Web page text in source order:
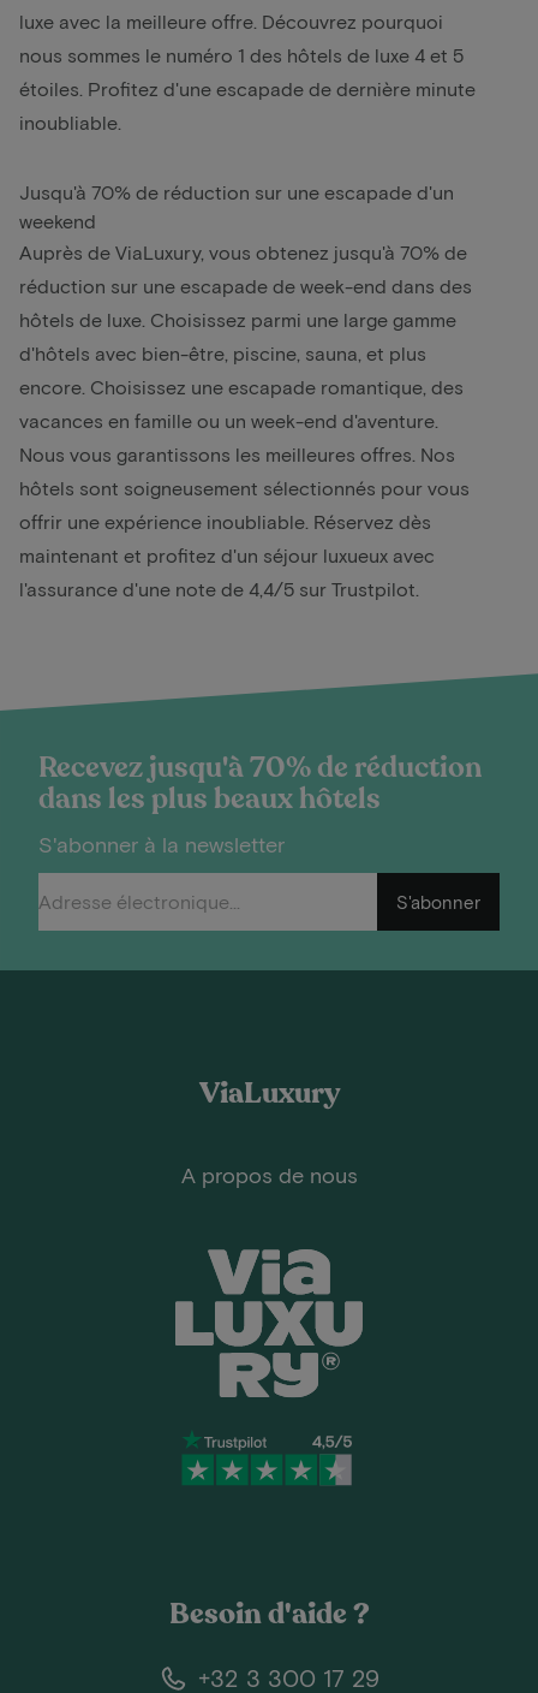
luxe avec la meilleure offre. Découvrez pourquoi
nous sommes le numéro 1 des hôtels de luxe 4 et 5
étoiles. Profitez d'une escapade de dernière minute
inoubliable.
Jusqu'à 70% de réduction sur une escapade d'un
weekend
Auprès de ViaLuxury, vous obtenez jusqu'à 70% de
réduction sur une escapade de week-end dans des
hôtels de luxe. Choisissez parmi une large gamme
d'hôtels avec bien-être, piscine, sauna, et plus
encore. Choisissez une escapade romantique, des
vacances en famille ou un week-end d'aventure.
Nous vous garantissons les meilleures offres. Nos
hôtels sont soigneusement sélectionnés pour vous
offrir une expérience inoubliable. Réservez dès
maintenant et profitez d'un séjour luxueux avec
l'assurance d'une note de 4,4/5 sur Trustpilot.
Recevez jusqu'à 70% de réduction
dans les plus beaux hôtels
S'abonner à la newsletter
S'abonner
ViaLuxury
A propos de nous
Besoin d'aide ?
+32 3 300 17 29